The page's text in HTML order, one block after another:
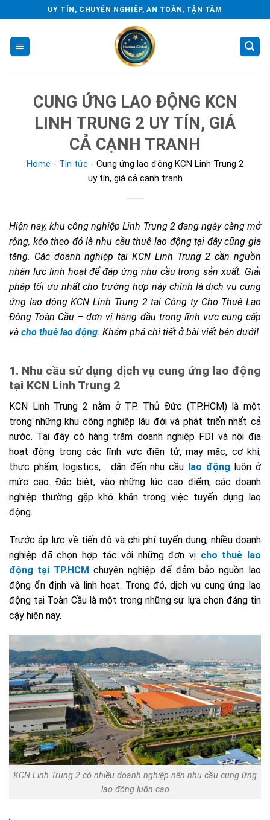
to
content
UY TÍN, CHUYÊN NGHIỆP, AN TOÀN, TẬN TÂM
CUNG ỨNG LAO ĐỘNG KCN
LINH TRUNG 2 UY TÍN, GIÁ
CẢ CẠNH TRANH
Home - Tin tức - Cung ứng lao động KCN Linh Trung 2
uy tín, giá cả cạnh tranh
Hiện nay, khu công nghiệp Linh Trung 2 đang ngày càng mở
rộng, kéo theo đó là nhu cầu thuê lao động tại đây cũng gia
tăng. Các doanh nghiệp tại KCN Linh Trung 2 cần nguồn
nhân lực linh hoạt để đáp ứng nhu cầu trong sản xuất. Giải
pháp tối ưu nhất cho trường hợp này chính là dịch vụ cung
ứng lao động KCN Linh Trung 2 tại Công ty Cho Thuê Lao
Động Toàn Cầu – đơn vị hàng đầu trong lĩnh vực cung cấp
và cho thuê lao động. Khám phá chi tiết ở bài viết bên dưới!
1. Nhu cầu sử dụng dịch vụ cung ứng lao động
tại KCN Linh Trung 2
KCN Linh Trung 2 nằm ở TP. Thủ Đức (TP.HCM) là một
trong những khu công nghiệp lâu đời và phát triển nhất cả
nước. Tại đây có hàng trăm doanh nghiệp FDI và nội địa
hoạt động trong các lĩnh vực điện tử, may mặc, cơ khí,
thực phẩm, logistics,… dẫn đến nhu cầu lao động luôn ở
mức cao. Đặc biệt, vào những lúc cao điểm, các doanh
nghiệp thường gặp khó khăn trong việc tuyển dụng lao
động.
Trước áp lực về tiến độ và chi phí tuyển dụng, nhiều doanh
nghiệp đã chọn hợp tác với những đơn vị cho thuê lao
động tại TP.HCM chuyên nghiệp để đảm bảo nguồn lao
động ổn định và linh hoạt. Trong đó, dịch vụ cung ứng lao
động tại Toàn Cầu là một trong những sự lựa chọn đáng tin
cậy hiện nay.
KCN Linh Trung 2 có nhiều doanh nghiệp nên nhu cầu cung ứng
lao động luôn cao